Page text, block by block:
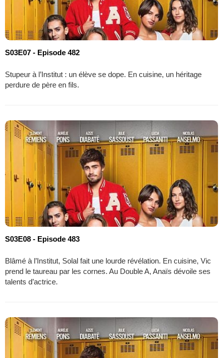
S03E07 - Episode 482
Stupeur à l’Institut : un élève se dope. En cuisine, un héritage
perdure de père en fils.
S03E08 - Episode 483
Blâmé à l’Institut, Solal fait une lourde révélation. En cuisine, Vic
prend le taureau par les cornes. Au Double A, Anaïs dévoile ses
talents d’actrice.